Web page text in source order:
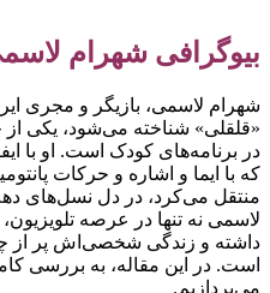
بیوگرافی شهرام
شهرام لاسمی، بازیگر و مجری
«قلقلی» شناخته می‌شود، یکی از
در برنامه‌های کودک است. او با
که با ایما و اشاره و حرکات
لاسمی نه تنها در عرصه تلویزیون،
داشته و زندگی شخصی‌اش پر از
است. در این مقاله، به بررسی
می‌پردازیم.